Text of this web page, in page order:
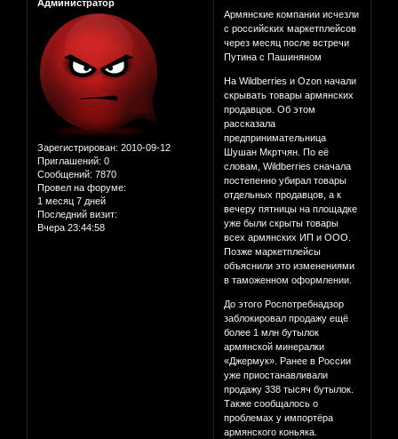
Администратор
Зарегистрирован: 2010-09-12
Приглашений: 0
Сообщений: 7870
Провел на форуме:
1 месяц 7 дней
Последний визит:
Вчера 23:44:58
Армянские компании исчезли
с российских маркетплейсов
через месяц после встречи
Путина с Пашиняном
На Wildberries и Ozon начали
скрывать товары армянских
продавцов. Об этом
рассказала
предпринимательница
Шушан Мкртчян. По её
словам, Wildberries сначала
постепенно убирал товары
отдельных продавцов, а к
вечеру пятницы на площадке
уже были скрыты товары
всех армянских ИП и ООО.
Позже маркетплейсы
объяснили это изменениями
в таможенном оформлении.
До этого Роспотребнадзор
заблокировал продажу ещё
более 1 млн бутылок
армянской минералки
«Джермук». Ранее в России
уже приостанавливали
продажу 338 тысяч бутылок.
Также сообщалось о
проблемах у импортёра
армянского коньяка.